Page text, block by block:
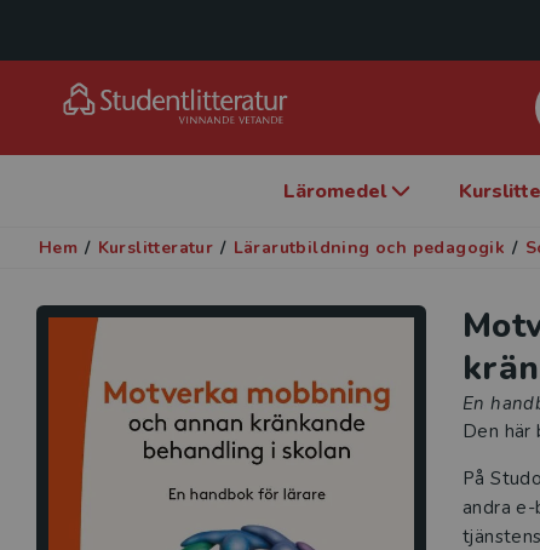
Läromedel
Hem / Kurslitteratur / Lärarutbildning och pedagogik /
En
Den här
På
andra